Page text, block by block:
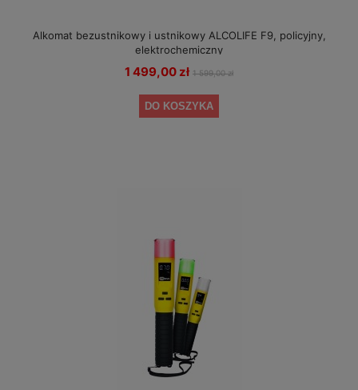
Alkomat bezustnikowy i ustnikowy ALCOLIFE F9, policyjny,
elektrochemiczny
1 499,00 zł 1 599,00 zł
DO KOSZYKA